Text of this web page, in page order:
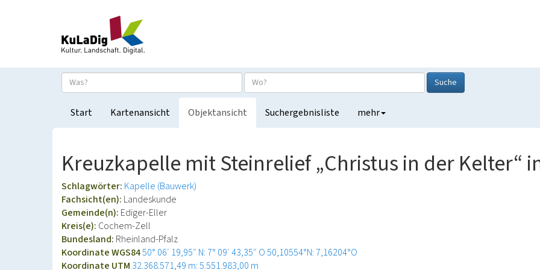
Suche
Start Kartenansicht Objektansicht Suchergebnisliste mehr
Kreuzkapelle mit Steinrelief „Christus in der Kelter“
Schlagwörter: Kapelle (Bauwerk)
Fachsicht(en): Landeskunde
Gemeinde(n): Ediger-Eller
Kreis(e): Cochem-Zell
Bundesland: Rheinland-Pfalz
Koordinate WGS8450° 06′ 19,95″ N: 7° 09′ 43,35″ O50,10554°N: 7,16204°O
Koordinate UTM 32.368.571,49 m: 5.551.983,00 m